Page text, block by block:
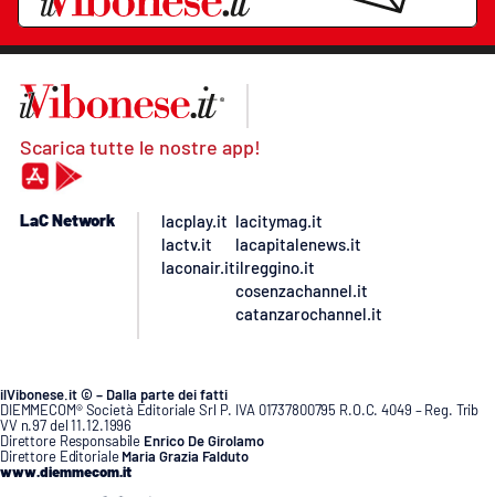
Scarica tutte le nostre app!
LaC Network
lacplay.it
lactv.it
laconair.it
lacitymag.it
lacapitalenews.it
ilreggino.it
cosenzachannel.it
catanzarochannel.it
ilVibonese.it © – Dalla parte dei fatti
DIEMMECOM® Società Editoriale Srl P. IVA 01737800795 R.O.C. 4049 – Reg. Trib
VV n.97 del 11.12.1996
Direttore Responsabile Enrico De Girolamo
Direttore Editoriale Maria Grazia Falduto
www.diemmecom.it